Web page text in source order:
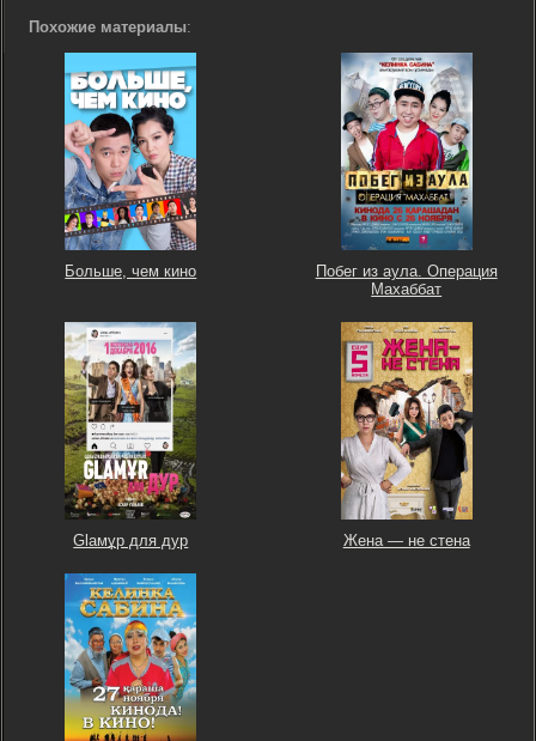
Похожие материалы:
Больше, чем кино
Побег из аула. Операция
Махаббат
Glaмұр для дур Жена — не стена